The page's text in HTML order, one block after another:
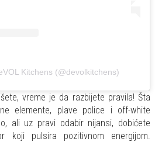
Kitchens (@devolkitchens)
vreme je da razbijete pravila! Šta
elemente, plave police i off-white
ali uz pravi odabir nijansi, dobićete
koji pulsira pozitivnom energijom.